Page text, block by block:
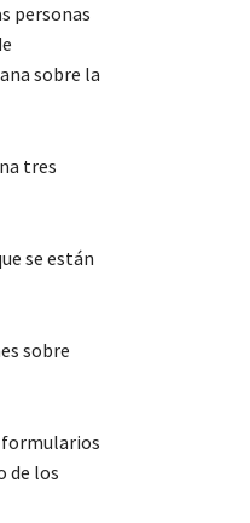
personas
sobre la
tres
se están
sobre
formularios
de los